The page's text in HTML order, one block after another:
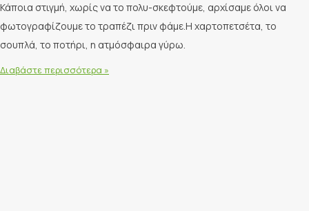
Κάποια στιγμή, χωρίς να το πολυ-σκεφτούμε, αρχίσαμε όλοι να
φωτογραφίζουμε το τραπέζι πριν φάμε.Η χαρτοπετσέτα, το
σουπλά, το ποτήρι, η ατμόσφαιρα γύρω.
Διαβάστε περισσότερα »